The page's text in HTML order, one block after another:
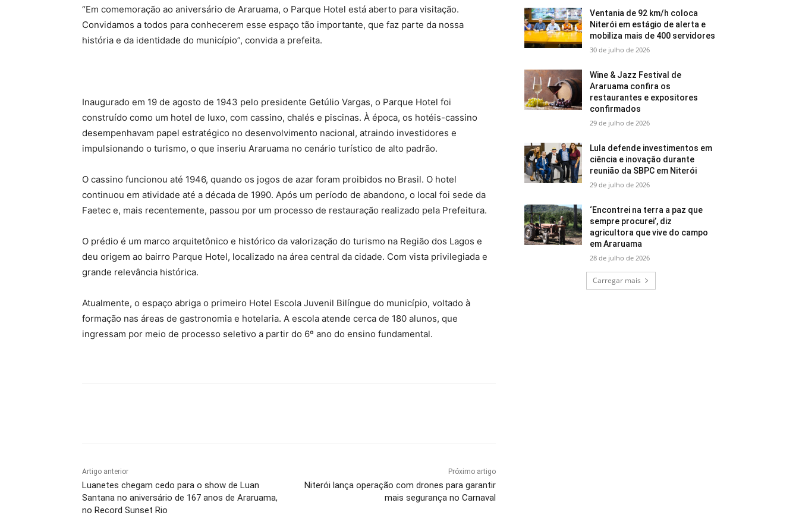
“Em comemoração ao aniversário de Araruama, o Parque Hotel está aberto para visitação.
Convidamos a todos para conhecerem esse espaço tão importante, que faz parte da nossa
história e da identidade do município”, convida a prefeita.
Inaugurado em 19 de agosto de 1943 pelo presidente Getúlio Vargas, o Parque Hotel foi
construído como um hotel de luxo, com cassino, chalés e piscinas. À época, os hotéis-cassino
desempenhavam papel estratégico no desenvolvimento nacional, atraindo investidores e
impulsionando o turismo, o que inseriu Araruama no cenário turístico de alto padrão.
O cassino funcionou até 1946, quando os jogos de azar foram proibidos no Brasil. O hotel
continuou em atividade até a década de 1990. Após um período de abandono, o local foi sede da
Faetec e, mais recentemente, passou por um processo de restauração realizado pela Prefeitura.
O prédio é um marco arquitetônico e histórico da valorização do turismo na Região dos Lagos e
deu origem ao bairro Parque Hotel, localizado na área central da cidade. Com vista privilegiada e
grande relevância histórica.
Atualmente, o espaço abriga o primeiro Hotel Escola Juvenil Bilíngue do município, voltado à
formação nas áreas de gastronomia e hotelaria. A escola atende cerca de 180 alunos, que
ingressam por meio de processo seletivo a partir do 6º ano do ensino fundamental.
Artigo anterior
Luanetes chegam cedo para o show de Luan
Santana no aniversário de 167 anos de Araruama,
no Record Sunset Rio
Próximo artigo
Niterói lança operação com drones para garantir
mais segurança no Carnaval
Ventania de 92 km/h coloca
Niterói em estágio de alerta e
mobiliza mais de 400 servidores
30 de julho de 2026
Wine & Jazz Festival de
Araruama confira os
restaurantes e expositores
confirmados
29 de julho de 2026
Lula defende investimentos em
ciência e inovação durante
reunião da SBPC em Niterói
29 de julho de 2026
‘Encontrei na terra a paz que
sempre procurei’, diz
agricultora que vive do campo
em Araruama
28 de julho de 2026
Carregar mais